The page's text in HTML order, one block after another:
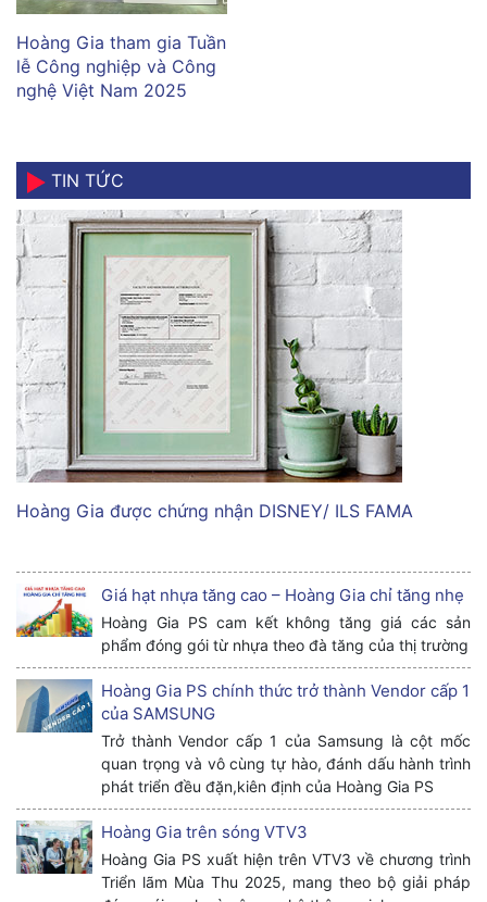
Hoàng Gia tham gia Tuần
lễ Công nghiệp và Công
nghệ Việt Nam 2025
TIN TỨC
Hoàng Gia được chứng nhận DISNEY/ ILS FAMA
Giá hạt nhựa tăng cao – Hoàng Gia chỉ tăng nhẹ
Hoàng Gia PS cam kết không tăng giá các sản
phẩm đóng gói từ nhựa theo đà tăng của thị trường
Hoàng Gia PS chính thức trở thành Vendor cấp 1
của SAMSUNG
Trở thành Vendor cấp 1 của Samsung là cột mốc
quan trọng và vô cùng tự hào, đánh dấu hành trình
phát triển đều đặn,kiên định của Hoàng Gia PS
Hoàng Gia trên sóng VTV3
Hoàng Gia PS xuất hiện trên VTV3 về chương trình
Triển lãm Mùa Thu 2025, mang theo bộ giải pháp